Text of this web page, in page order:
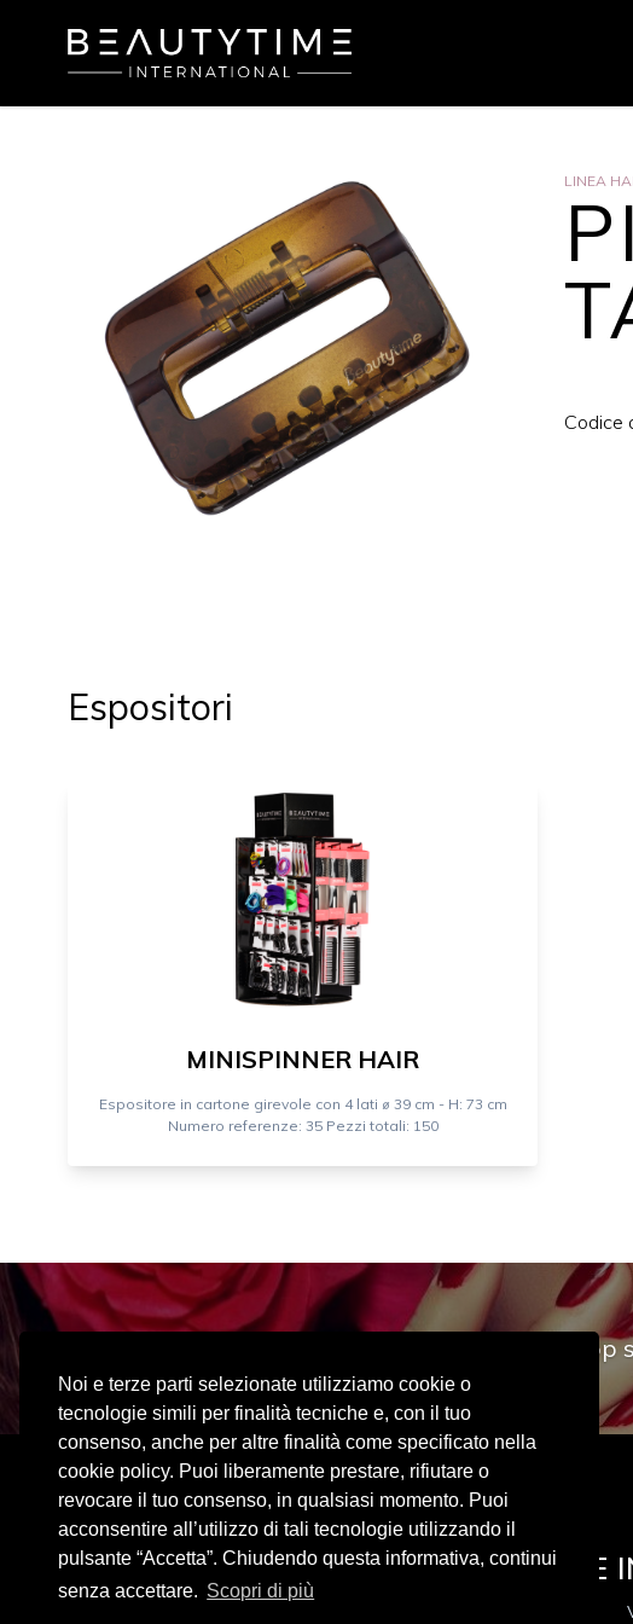
Noi e terze parti selezionate utilizziamo cookie o
tecnologie simili per finalità tecniche e, con il tuo
consenso, anche per altre finalità come specificato nella
cookie policy. Puoi liberamente prestare, rifiutare o
revocare il tuo consenso, in qualsiasi momento. Puoi
acconsentire all’utilizzo di tali tecnologie utilizzando il
pulsante “Accetta”. Chiudendo questa informativa, continui
senza accettare. Scopri di più
LINEA
Codice
Espositori
MINISPINNER HAIR
Espositore in cartone girevole con 4 lati ⌀ 39 cm - H: 73 cm
Numero referenze: 35 Pezzi totali: 150
Visita il nostro
BEAUTYTIME